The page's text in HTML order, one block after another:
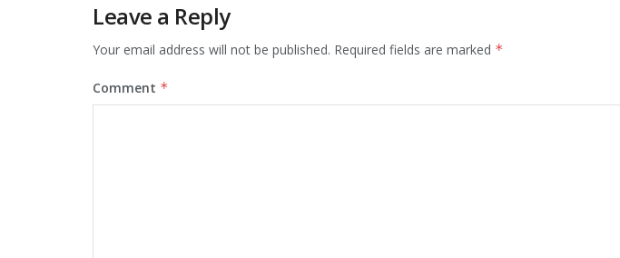
Leave a Reply
Your email address will not be published. Required fields are marked *
Comment *